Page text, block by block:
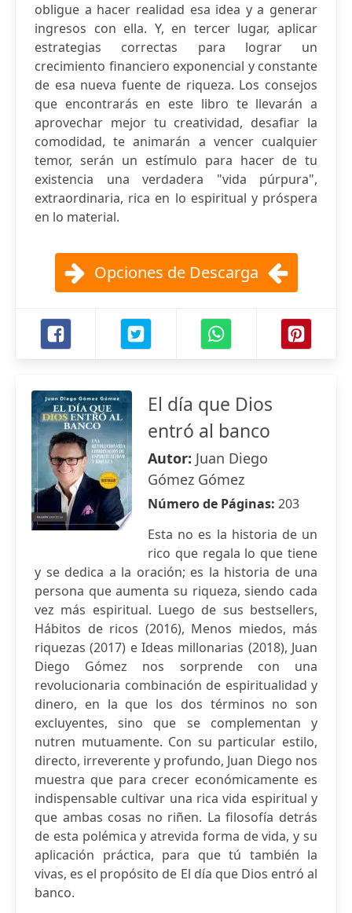
obligue a hacer realidad esa idea y a generar
ingresos con ella. Y, en tercer lugar, aplicar
estrategias correctas para lograr un
crecimiento financiero exponencial y constante
de esa nueva fuente de riqueza. Los consejos
que encontrarás en este libro te llevarán a
aprovechar mejor tu creatividad, desafiar la
comodidad, te animarán a vencer cualquier
temor, serán un estímulo para hacer de tu
existencia una verdadera "vida púrpura",
extraordinaria, rica en lo espiritual y próspera
en lo material.
Opciones de Descarga
El día que Dios
entró al banco
Autor: Juan Diego
Gómez Gómez
Número de Páginas: 203
Esta no es la historia de un
rico que regala lo que tiene
y se dedica a la oración; es la historia de una
persona que aumenta su riqueza, siendo cada
vez más espiritual. Luego de sus bestsellers,
Hábitos de ricos (2016), Menos miedos, más
riquezas (2017) e Ideas millonarias (2018), Juan
Diego Gómez nos sorprende con una
revolucionaria combinación de espiritualidad y
dinero, en la que los dos términos no son
excluyentes, sino que se complementan y
nutren mutuamente. Con su particular estilo,
directo, irreverente y profundo, Juan Diego nos
muestra que para crecer económicamente es
indispensable cultivar una rica vida espiritual y
que ambas cosas no riñen. La filosofía detrás
de esta polémica y atrevida forma de vida, y su
aplicación práctica, para que tú también la
vivas, es el propósito de El día que Dios entró al
banco.